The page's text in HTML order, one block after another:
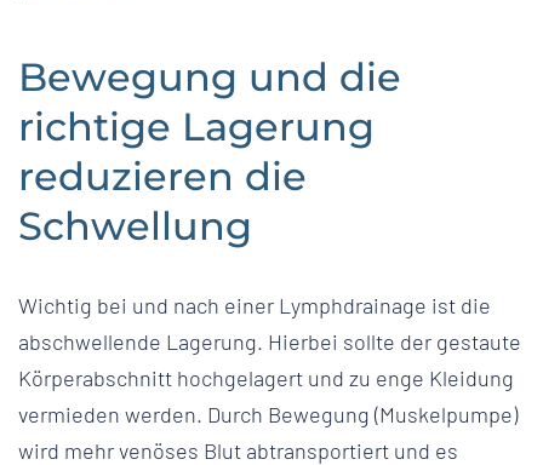
Bewegung und die
richtige Lagerung
reduzieren die
Schwellung
Wichtig bei und nach einer Lymphdrainage ist die
abschwellende Lagerung. Hierbei sollte der gestaute
Körperabschnitt hochgelagert und zu enge Kleidung
vermieden werden. Durch Bewegung (Muskelpumpe)
wird mehr venöses Blut abtransportiert und es